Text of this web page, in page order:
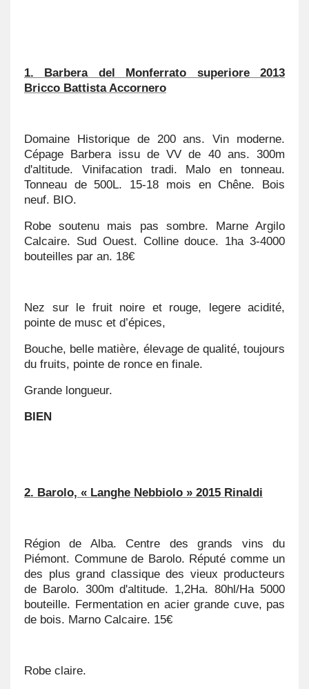
1. Barbera del Monferrato superiore 2013
Bricco Battista Accornero
Domaine Historique de 200 ans. Vin moderne.
Cépage Barbera issu de VV de 40 ans. 300m
d'altitude. Vinifacation tradi. Malo en tonneau.
Tonneau de 500L. 15-18 mois en Chêne. Bois
neuf. BIO.
Robe soutenu mais pas sombre. Marne Argilo
Calcaire. Sud Ouest. Colline douce. 1ha 3-4000
bouteilles par an. 18€
Nez sur le fruit noire et rouge, legere acidité,
pointe de musc et d’épices,
Bouche, belle matière, élevage de qualité, toujours
du fruits, pointe de ronce en finale.
Grande longueur.
BIEN
2. Barolo, « Langhe Nebbiolo » 2015 Rinaldi
Région de Alba. Centre des grands vins du
Piémont. Commune de Barolo. Réputé comme un
des plus grand classique des vieux producteurs
de Barolo. 300m d'altitude. 1,2Ha. 80hl/Ha 5000
bouteille. Fermentation en acier grande cuve, pas
de bois. Marno Calcaire. 15€
Robe claire.